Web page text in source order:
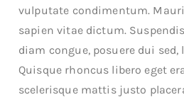
vulputate condimentum.
sapien vitae dictum.
diam congue, posuere dui
Quisque rhoncus libero eget
scelerisque mattis justo